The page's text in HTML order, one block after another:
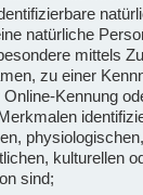
natürliche
mittels
zu einer
Kennung
kulturellen
sind;